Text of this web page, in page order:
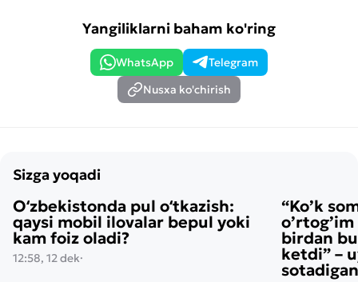
Yangiliklarni baham ko'ring
WhatsApp
Telegram
Nusxa ko'chirish
Sizga yoqadi
Oʻzbekistonda pul oʻtkazish:
qaysi mobil ilovalar bepul yoki
kam foiz oladi?
12:58, 12 dek·
“Ko’k
birdan
ketdi” –